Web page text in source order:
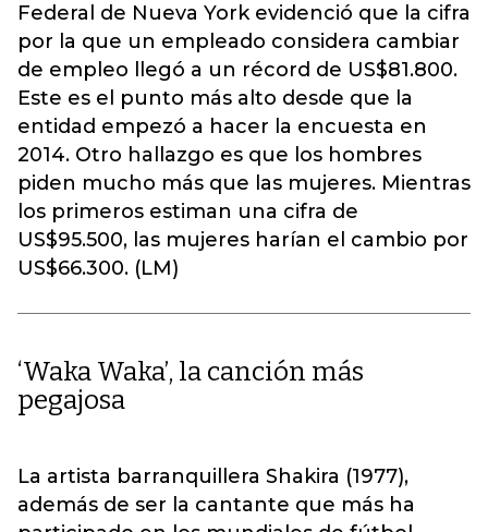
Federal de Nueva York evidenció que la cifra
por la que un empleado considera cambiar
de empleo llegó a un récord de US$81.800.
Este es el punto más alto desde que la
entidad empezó a hacer la encuesta en
2014. Otro hallazgo es que los hombres
piden mucho más que las mujeres. Mientras
los primeros estiman una cifra de
US$95.500, las mujeres harían el cambio por
US$66.300. (LM)
‘Waka Waka’, la canción más
pegajosa
La artista barranquillera Shakira (1977),
además de ser la cantante que más ha